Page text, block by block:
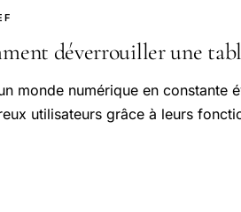
déverrouiller une
monde numérique en constante
utilisateurs grâce à leurs